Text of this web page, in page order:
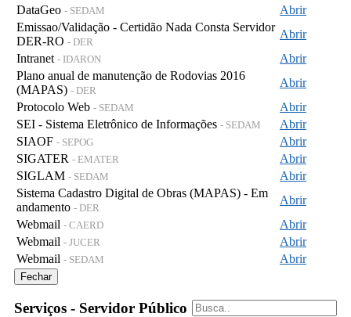
DataGeo - SEDAM
Abrir
Emissao/Validação - Certidão Nada Consta Servidor
DER-RO - DER
Abrir
Intranet - IDARON
Abrir
Plano anual de manutenção de Rodovias 2016
(MAPAS) - DER
Abrir
Protocolo Web - SEDAM
Abrir
SEI - Sistema Eletrônico de Informações - SEDAM
Abrir
SIAOF - SEPOG
Abrir
SIGATER - EMATER
Abrir
SIGLAM - SEDAM
Abrir
Sistema Cadastro Digital de Obras (MAPAS) - Em
andamento - DER
Abrir
Webmail - CAERD
Abrir
Webmail - JUCER
Abrir
Webmail - SEDAM Abrir
Fechar
Serviços - Servidor Público